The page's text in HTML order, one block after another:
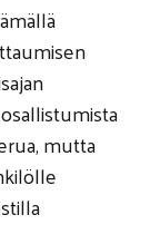
mutta